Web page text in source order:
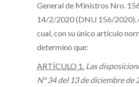
General de Ministros Nro.
14/2/2020 (DNU 156/2020),
cual, con su único artículo
determinó que:
ARTÍCULO 1. Las
N° 34 del 13 de diciembre de